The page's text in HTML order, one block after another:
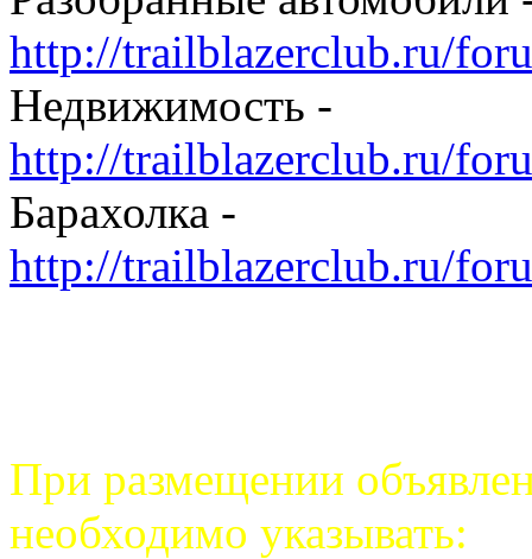
http://trailblazerclub.ru/
Недвижимость -
http://trailblazerclub.ru/
Барахолка -
http://trailblazerclub.ru/
При размещении
необходимо указывать: